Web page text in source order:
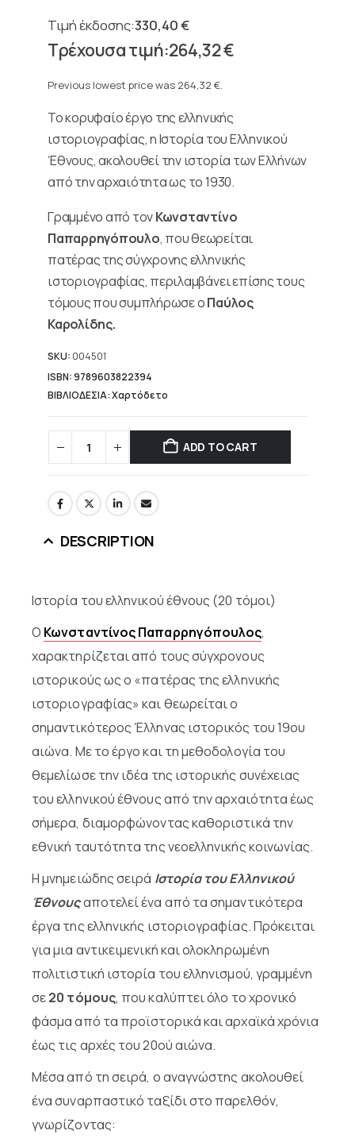
330,40€
Original
price
330,40 €.
264,32€
price
264,32 €.
Previous lowest price was 264,32 €.
Το κορυφαίο έργο της ελληνικής
ιστοριογραφίας, η Ιστορία του Ελληνικού
Έθνους, ακολουθεί την ιστορία των Ελλήνων
από την αρχαιότητα ως το 1930.
Γραμμένο από τονΚωνσταντίνο
Παπαρρηγόπουλο, που θεωρείται
πατέρας της σύγχρονης ελληνικής
ιστοριογραφίας, περιλαμβάνει επίσης τους
τόμους που συμπλήρωσε οΠαύλος
Καρολίδης.
SKU: 004501
ISBN: 9789603822394
ΒΙΒΛΙΟΔΕΣΙΑ: Χαρτόδετο
ADD TO CART
DESCRIPTION
Ιστορία του ελληνικού έθνους (20 τόμοι)
Ο Κωνσταντίνος Παπαρρηγόπουλος,
χαρακτηρίζεται από τους σύγχρονους
ιστορικούς ως ο «πατέρας της ελληνικής
ιστοριογραφίας» και θεωρείται ο
σημαντικότερος Έλληνας ιστορικός του 19ου
αιώνα. Με το έργο και τη μεθοδολογία του
θεμελίωσε την ιδέα της ιστορικής συνέχειας
του ελληνικού έθνους από την αρχαιότητα έως
σήμερα, διαμορφώνοντας καθοριστικά την
εθνική ταυτότητα της νεοελληνικής κοινωνίας.
Η μνημειώδης σειρά Ιστορία του Ελληνικού
Έθνουςαποτελεί ένα από τα σημαντικότερα
έργα της ελληνικής ιστοριογραφίας. Πρόκειται
για μια αντικειμενική και ολοκληρωμένη
πολιτιστική ιστορία του ελληνισμού, γραμμένη
σε20 τόμους, που καλύπτει όλο το χρονικό
φάσμα από τα προϊστορικά και αρχαϊκά χρόνια
έως τις αρχές του 20ού αιώνα.
Μέσα από τη σειρά, ο αναγνώστης ακολουθεί
ένα συναρπαστικό ταξίδι στο παρελθόν,
γνωρίζοντας: